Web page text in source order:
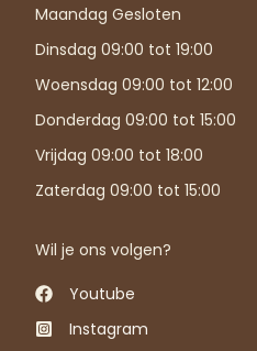
Maandag Gesloten
Dinsdag 09:00 tot 19:00
Woensdag 09:00 tot 12:00
Donderdag 09:00 tot 15:00
Vrijdag 09:00 tot 18:00
Zaterdag 09:00 tot 15:00
Wil je ons volgen?
Youtube
Instagram